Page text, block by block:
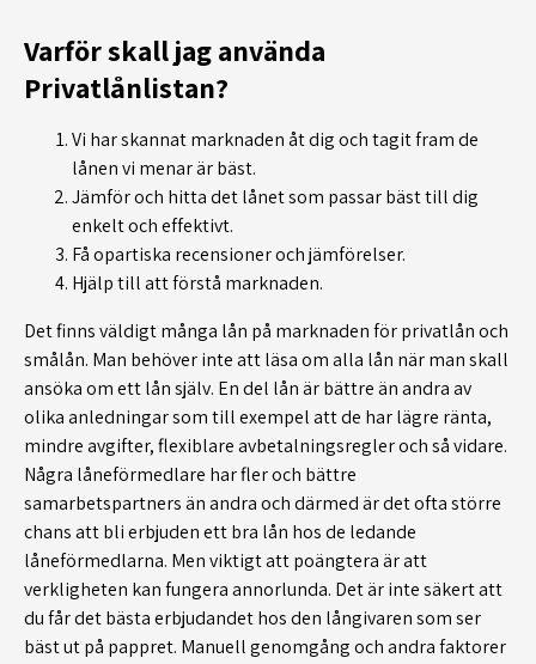
Varför skall jag använda
Privatlånlistan?
Vi har skannat marknaden åt dig och tagit fram de
lånen vi menar är bäst.
Jämför och hitta det lånet som passar bäst till dig
enkelt och effektivt.
Få opartiska recensioner och jämförelser.
Hjälp till att förstå marknaden.
Det finns väldigt många lån på marknaden för privatlån och
smålån. Man behöver inte att läsa om alla lån när man skall
ansöka om ett lån själv. En del lån är bättre än andra av
olika anledningar som till exempel att de har lägre ränta,
mindre avgifter, flexiblare avbetalningsregler och så vidare.
Några låneförmedlare har fler och bättre
samarbetspartners än andra och därmed är det ofta större
chans att bli erbjuden ett bra lån hos de ledande
låneförmedlarna. Men viktigt att poängtera är att
verkligheten kan fungera annorlunda. Det är inte säkert att
du får det bästa erbjudandet hos den långivaren som ser
bäst ut på pappret. Manuell genomgång och andra faktorer